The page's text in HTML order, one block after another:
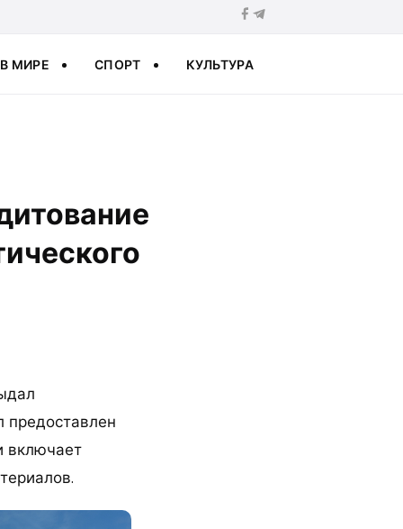
В МИРЕ СПОРТ КУЛЬТУРА
предоставлен
включает